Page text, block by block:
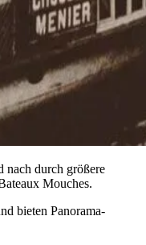
nach durch größere
Mouches.
bieten Panorama-